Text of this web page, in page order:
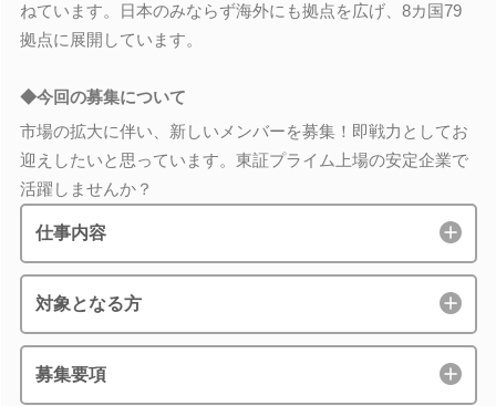
ねています。日本のみならず海外にも拠点を広げ、8カ国79
拠点に展開しています。
◆今回の募集について
市場の拡大に伴い、新しいメンバーを募集！即戦力としてお
迎えしたいと思っています。東証プライム上場の安定企業で
活躍しませんか？
仕事内容
対象となる方
募集要項